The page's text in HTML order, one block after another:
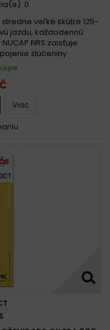
0
veľké skútre 125-
jazdu, každodennú
NRS zaisťuje
zlúčeniny
Viac